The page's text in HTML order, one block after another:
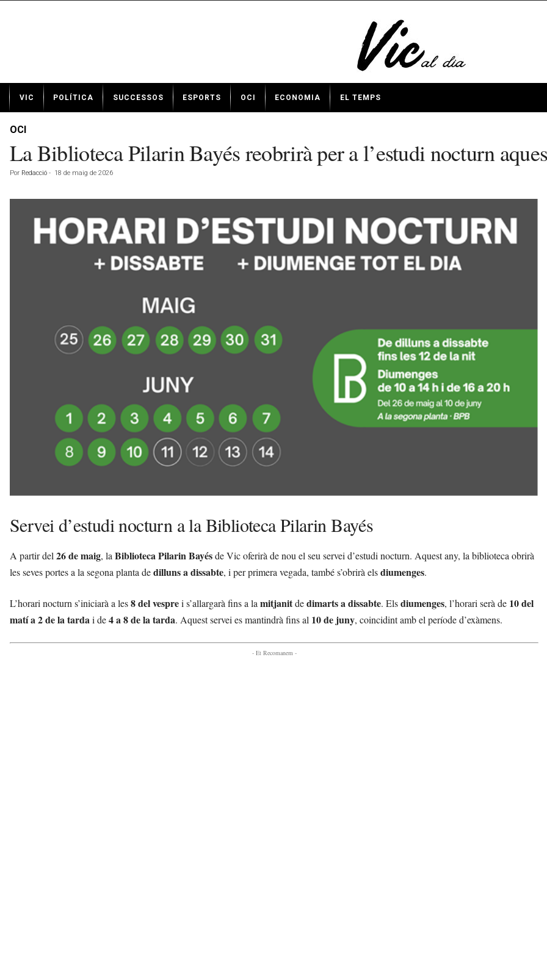
t
VIC POLÍTICA SUCCESSOS ESPORTS OCI ECONOMIA EL TEMPS
OCI
La Biblioteca Pilarin Bayés reobrirà per a l’estudi nocturn
Por Redacció - 18 de maig de 2026
Servei d’estudi nocturn a la Biblioteca Pilarin Bayés
A partir del 26 de maig, la Biblioteca Pilarin Bayésde Vic oferirà de nou el seu servei d’estudi nocturn. Aquest any, la biblioteca obrirà
les seves portes a la segona planta dedilluns a dissabte, i per primera vegada, també s’obrirà elsdiumenges.
L’horari nocturn s’iniciarà a les8 del vesprei s’allargarà fins a la mitjanitdedimarts a dissabte. Elsdiumenges, l’horari serà de 10 del
matí a 2 de la tardai de4 a 8 de la tarda. Aquest servei es mantindrà fins al 10 de juny, coincidint amb el període d’exàmens.
- Et Recomanem -